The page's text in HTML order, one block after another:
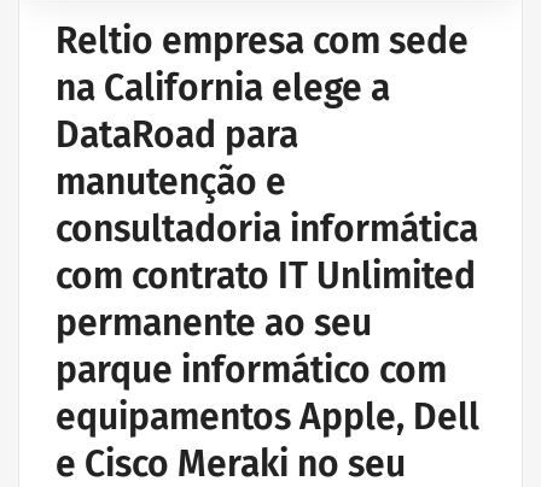
Reltio empresa com sede
na California elege a
DataRoad para
manutenção e
consultadoria informática
com contrato IT Unlimited
permanente ao seu
parque informático com
equipamentos Apple, Dell
e Cisco Meraki no seu